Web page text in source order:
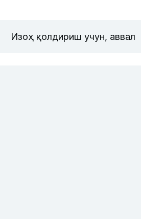
Изоҳ қолдириш учун, аввал